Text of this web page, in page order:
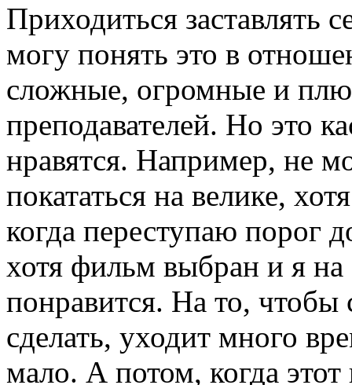
Приходиться заставлять
могу понять это в
сложные, огромные и
преподавателей. Но это
нравятся. Например, не
покататься на велике,
когда переступаю порог
хотя фильм выбран и я
понравится. На то, чтобы
сделать, уходит много
мало. А потом, когда